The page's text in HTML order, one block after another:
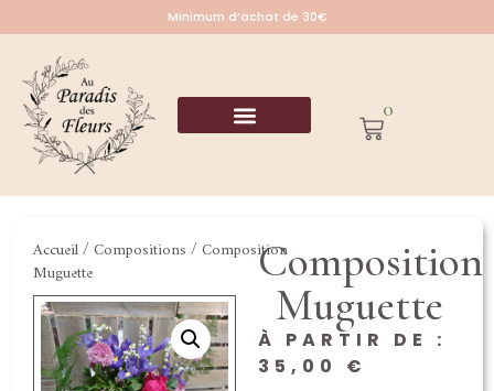
Minimum d’achat de 30€
0
Accueil/ Compositions / Composition
Muguette
Composition
Muguette
À PARTIR DE :
35,00 €